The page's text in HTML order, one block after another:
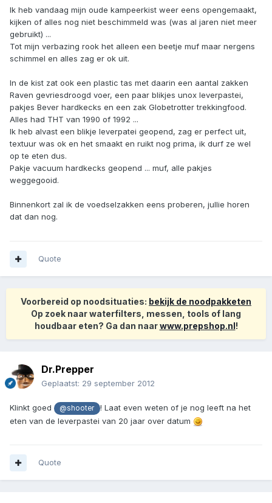
Ik heb vandaag mijn oude kampeerkist weer eens opengemaakt,
kijken of alles nog niet beschimmeld was (was al jaren niet meer
gebruikt) ...
Tot mijn verbazing rook het alleen een beetje muf maar nergens
schimmel en alles zag er ok uit.
In de kist zat ook een plastic tas met daarin een aantal zakken
Raven gevriesdroogd voer, een paar blikjes unox leverpastei,
pakjes Bever hardkecks en een zak Globetrotter trekkingfood.
Alles had THT van 1990 of 1992 ...
Ik heb alvast een blikje leverpatei geopend, zag er perfect uit,
textuur was ok en het smaakt en ruikt nog prima, ik durf ze wel
op te eten dus.
Pakje vacuum hardkecks geopend ... muf, alle pakjes
weggegooid.
Binnenkort zal ik de voedselzakken eens proberen, jullie horen
dat dan nog.
Quote
Voorbereid op noodsituaties: bekijk de noodpakketen
Op zoek naar waterfilters, messen, tools of lang
houdbaar eten? Ga dan naarwww.prepshop.nl!
Dr.Prepper
Geplaatst: 29 september 2012
Klinkt goed @shooter
! Laat even weten of je nog leeft na het
eten van de leverpastei van 20 jaar over datum
Quote